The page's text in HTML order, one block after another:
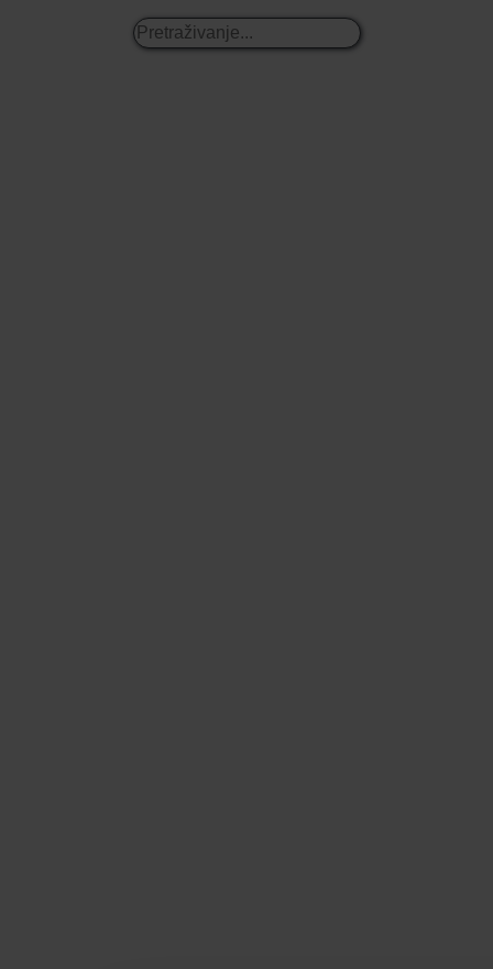
Pretraživanje...